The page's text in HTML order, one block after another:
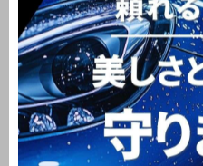
の価値を最大限引き出せ
車買取大田区で事故車査
東京都大田区東糀谷で事
は、地元密着型の業者を
がポイントです。理由は、